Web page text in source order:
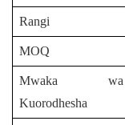
Rangi
MOQ
Mwaka wa
Kuorodhesha